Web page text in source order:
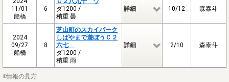
11/01
船橋
6
ダ1200 /
稍重 曇
詳細 10/12 森泰斗
2024
09/27
船橋
8
芝山町のスカイパーク
しばやまで遊ぼうＣ２
六七
ダ1200 /
稍重 雨
詳細 2/10 森泰斗
※情報の見方